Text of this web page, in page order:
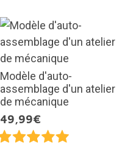
Modèle d'auto-
assemblage d'un atelier
de mécanique
49,99€